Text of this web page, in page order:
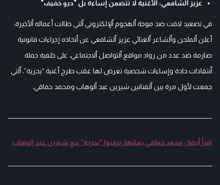
عزيز ٱلشافعي: ٱلأغنية لا تتضمن إساءة بل "ديو خفيف"
في تصعيد لافت ضد موجة ٱلهجوم ٱلإلكتروني ٱلتي طالت أعماله ٱلأخيرة،
أعلن ٱلملحن وٱلشاعر ٱلغنائي عزيز ٱلشافعي عن ٱتخاذه إجراءات قانونية
صارمة ضد عدد من رواد مواقع ٱلتواصل ٱلاجتماعي، على خلفية حملة
ٱنتقادات حادة وإساءات شخصية تعرض لها عقب طرح أغنية “بحرية”، ٱلتي
جمعت لأول مرة بين ٱلفنانين شيرين عبد ٱلوهاب ومحمد حماقي.
اقرأ أيضا : محمد حماقي يعلنها: ترقبوا “بحرية” مع شيرين عبد الوهاب